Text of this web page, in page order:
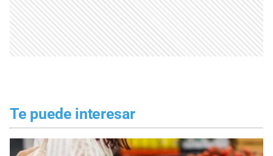
Te puede interesar